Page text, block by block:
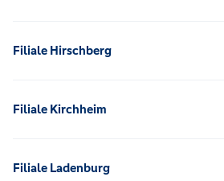
Filiale Hirschberg
Filiale Kirchheim
Filiale Ladenburg